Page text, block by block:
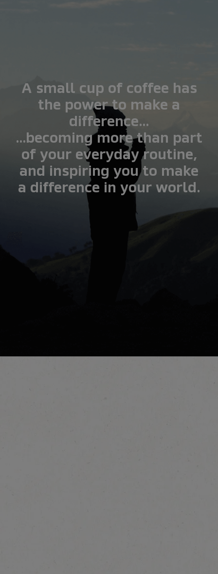
A small cup of coffee has
the power to make a
difference…
…becoming more than part
of your everyday routine,
and inspiring you to make
a difference in your world.